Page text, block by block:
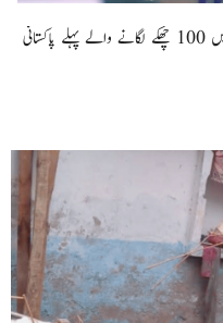
صاحبزادہ فرحان ایک سال میں ٹی ٹوئنٹی کرکٹ میں 100 چھکے لگانے والے پہلے پاکستانی